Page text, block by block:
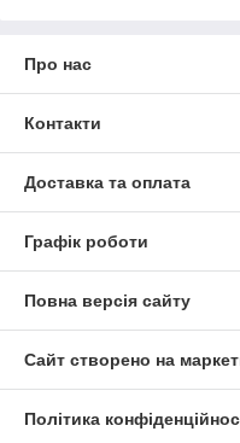
Про нас
Контакти
Доставка та оплата
Графік роботи
Повна версія сайту
Сайт створено на
Політика